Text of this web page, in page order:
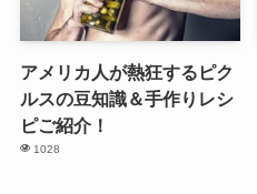
アメリカ人が熱狂するピク
ルスの豆知識＆手作りレシ
ピご紹介！
1028